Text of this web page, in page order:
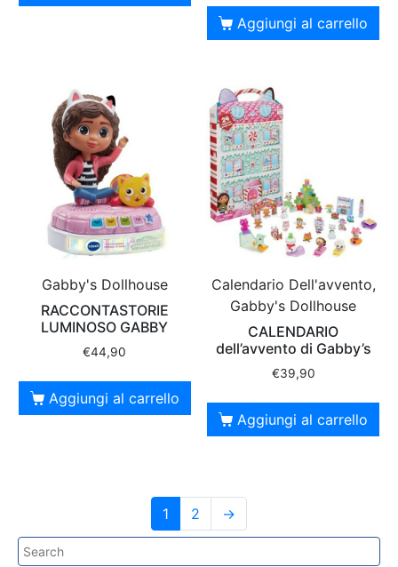
Aggiungi al carrello
Gabby's Dollhouse
RACCONTASTORIE
LUMINOSO GABBY
€44,90
Aggiungi al carrello
Calendario Dell'avvento,
Gabby's Dollhouse
CALENDARIO
dell’avvento di Gabby’s
€39,90
Aggiungi al carrello
1 2 →